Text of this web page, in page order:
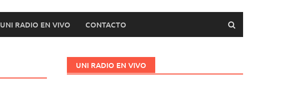
UNI RADIO EN VIVO CONTACTO
UNI RADIO EN VIVO